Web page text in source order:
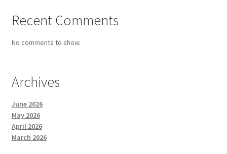
Recent Comments
No comments to show.
Archives
June 2026
May 2026
April 2026
March 2026